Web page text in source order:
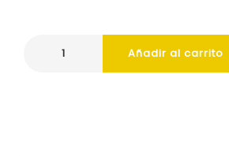
Añadir al carrito